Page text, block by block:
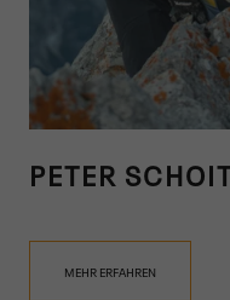
PETER
MEHR ERFAHREN